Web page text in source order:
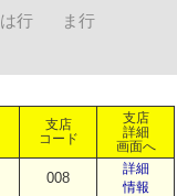
は行
ま行
支店
コード
支店
詳細
画面へ
008
詳細
情報